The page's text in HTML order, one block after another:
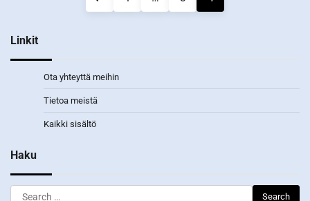
Linkit
Ota yhteyttä meihin
Tietoa meistä
Kaikki sisältö
Haku
Search